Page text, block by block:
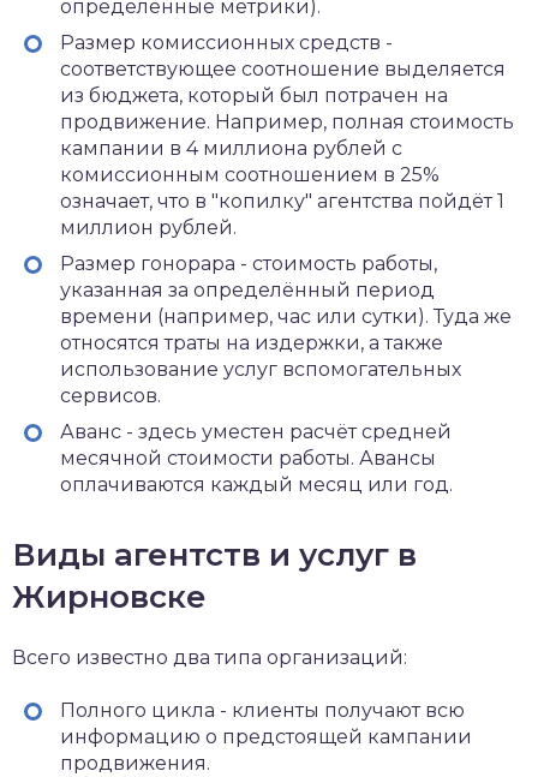
определённые метрики).
Размер комиссионных средств -
соответствующее соотношение выделяется
из бюджета, который был потрачен на
продвижение. Например, полная стоимость
кампании в 4 миллиона рублей с
комиссионным соотношением в 25%
означает, что в "копилку" агентства пойдёт 1
миллион рублей.
Размер гонорара - стоимость работы,
указанная за определённый период
времени (например, час или сутки). Туда же
относятся траты на издержки, а также
использование услуг вспомогательных
сервисов.
Аванс - здесь уместен расчёт средней
месячной стоимости работы. Авансы
оплачиваются каждый месяц или год.
Виды агентств и услуг в
Жирновске
Всего известно два типа организаций:
Полного цикла - клиенты получают всю
информацию о предстоящей кампании
продвижения.